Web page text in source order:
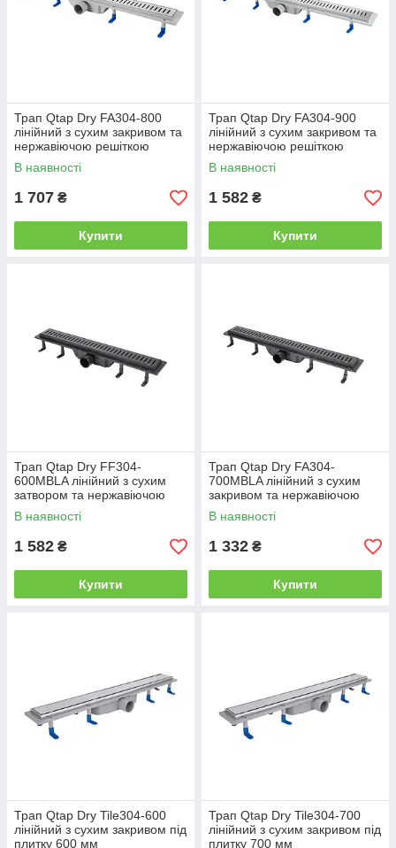
Трап Qtap Dry FA304-800
лінійний з сухим закривом та
нержавіючою решіткою
800х73
В наявності
1 707 ₴
Купити
Трап Qtap Dry FA304-900
лінійний з сухим закривом та
нержавіючою решіткою
900х73
В наявності
1 582 ₴
Купити
Трап Qtap Dry FF304-
600MBLA лінійний з сухим
затвором та нержавіючою
решіткою 600х73
В наявності
1 582 ₴
Купити
Трап Qtap Dry FA304-
700MBLA лінійний з сухим
закривом та нержавіючою
решіткою 700х73
В наявності
1 332 ₴
Купити
Трап Qtap Dry Tile304-600
лінійний з сухим закривом під
плитку 600 мм
Трап Qtap Dry Tile304-700
лінійний з сухим закривом під
плитку 700 мм